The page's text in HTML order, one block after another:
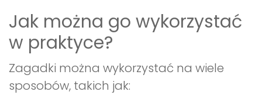
Jak można go wykorzystać
w praktyce?
Zagadki można wykorzystać na wiele
sposobów, takich jak: